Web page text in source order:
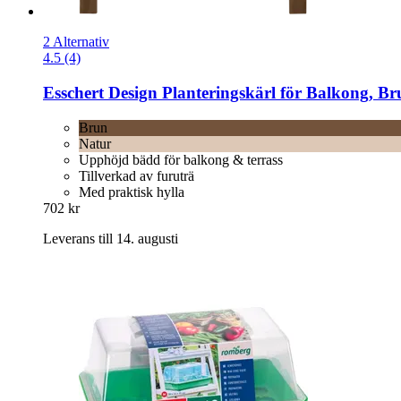
2 Alternativ
4.5 (4)
Esschert Design Planteringskärl för Balkong,
Brun
Natur
Upphöjd bädd för balkong & terrass
Tillverkad av furuträ
Med praktisk hylla
702 kr
Leverans till 14. augusti